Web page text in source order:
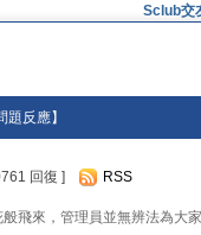
Sclub交
反應】
回復 ] RSS
飛來，管理員並無辨法為大